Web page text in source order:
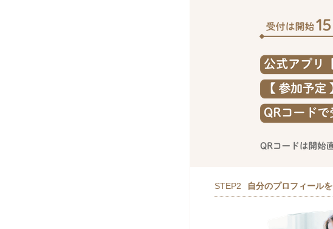
STEP2 自分のプロフィール